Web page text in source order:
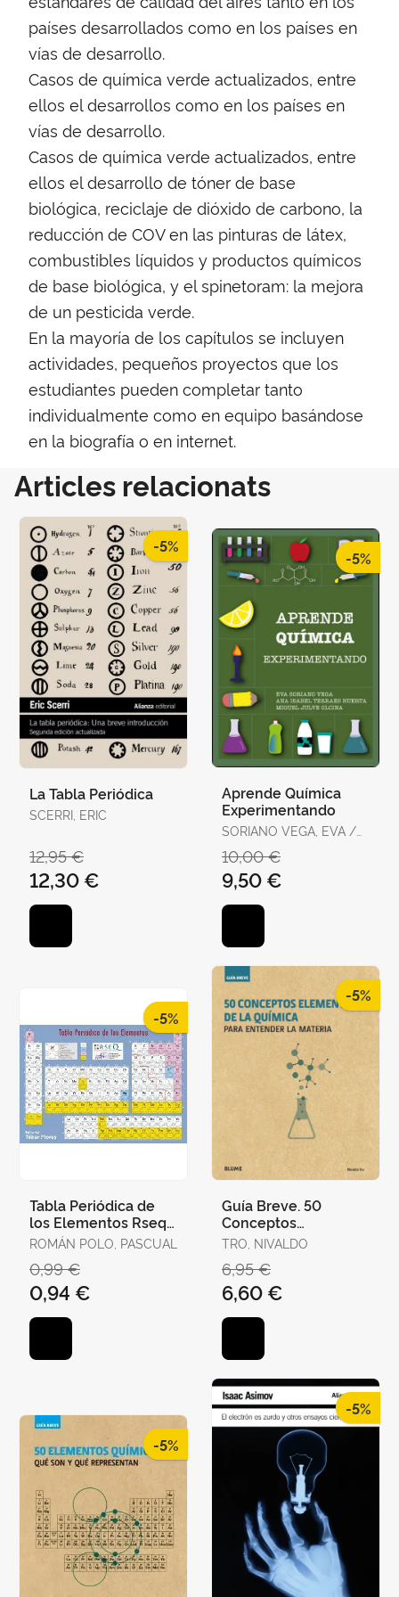
países desarrollados como en los países en
vías de desarrollo.
Casos de química verde actualizados, entre
ellos el desarrollos como en los países en
vías de desarrollo.
Casos de química verde actualizados, entre
ellos el desarrollo de tóner de base
biológica, reciclaje de dióxido de carbono, la
reducción de COV en las pinturas de látex,
combustibles líquidos y productos químicos
de base biológica, y el spinetoram: la mejora
de un pesticida verde.
En la mayoría de los capítulos se incluyen
actividades, pequeños proyectos que los
estudiantes pueden completar tanto
individualmente como en equipo basándose
en la biografía o en internet.
Articles relacionats
-5%
La Tabla Periódica
SCERRI, ERIC
12,95 €
12,30 €
-5%
Aprende Química
Experimentando
SORIANO VEGA, EVA /
ISABEL / JULVE OLCINA,
MIGUEL
10,00 €
9,50 €
-5%
Tabla Periódica de
los Elementos Rseq
2020
ROMÁN POLO, PASCUAL
0,99 €
0,94 €
-5%
Guía Breve. 50
Conceptos
Elementales de la
Química
TRO, NIVALDO
6,95 €
6,60 €
-5%
-5%